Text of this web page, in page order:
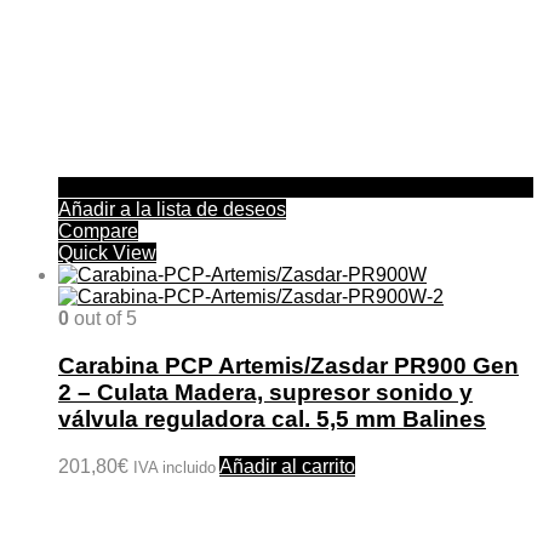
Añadir a la lista de deseos
Compare
Quick View
0 out of 5
Carabina PCP Artemis/Zasdar PR900 Gen
2 – Culata Madera, supresor sonido y
válvula reguladora cal. 5,5 mm Balines
201,80€ IVA incluido Añadir al carrito